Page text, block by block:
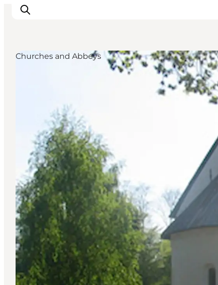
Cosa fare
Dove dormire
Pianifica il viaggio
Churches and Abbeys